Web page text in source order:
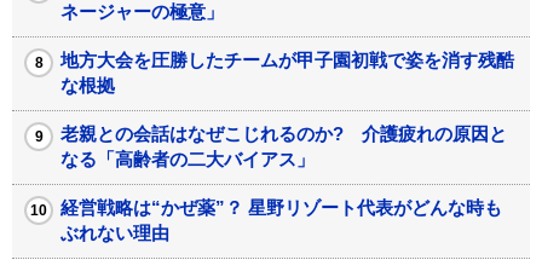
ネージャーの極意」
地方大会を圧勝したチームが甲子園初戦で姿を消す残酷
な根拠
老親との会話はなぜこじれるのか? 介護疲れの原因と
なる「高齢者の二大バイアス」
経営戦略は“かぜ薬”？ 星野リゾート代表がどんな時も
ぶれない理由